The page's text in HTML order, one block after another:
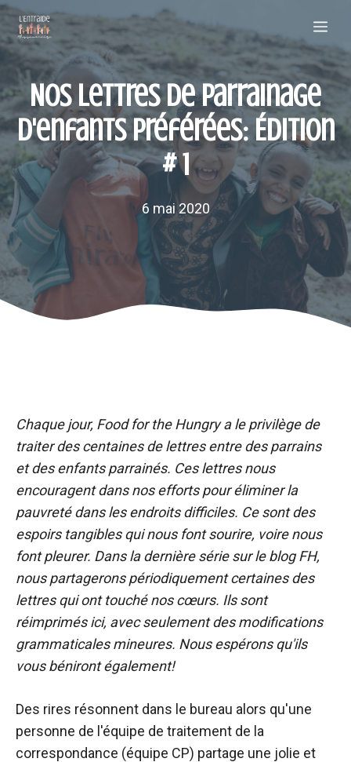
Aller
au
contenu
Nos lettres de parrainage
d'enfants préférées: Édition
# 1
6 mai 2020
Chaque jour, Food for the Hungry a le privilège de
traiter des centaines de lettres entre des parrains
et des enfants parrainés. Ces lettres nous
encouragent dans nos efforts pour éliminer la
pauvreté dans les endroits difficiles. Ce sont des
espoirs tangibles qui nous font sourire, voire nous
font pleurer. Dans la dernière série sur le blog FH,
nous partagerons périodiquement certaines des
lettres qui ont touché nos cœurs. Ils sont
réimprimés ici, avec seulement des modifications
grammaticales mineures. Nous espérons qu'ils
vous béniront également!
Des rires résonnent dans le bureau alors qu'une
personne de l'équipe de traitement de la
correspondance (équipe CP) partage une jolie et